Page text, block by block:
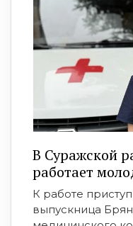
В Суражской
работает
К работе
выпускница